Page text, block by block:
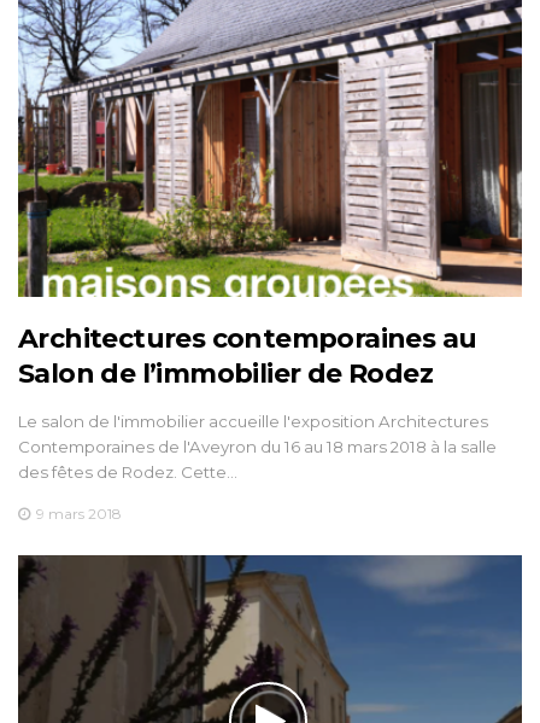
Architectures contemporaines au
Salon de l’immobilier de Rodez
Le salon de l'immobilier accueille l'exposition Architectures
Contemporaines de l'Aveyron du 16 au 18 mars 2018 à la salle
des fêtes de Rodez. Cette…
9 mars 2018